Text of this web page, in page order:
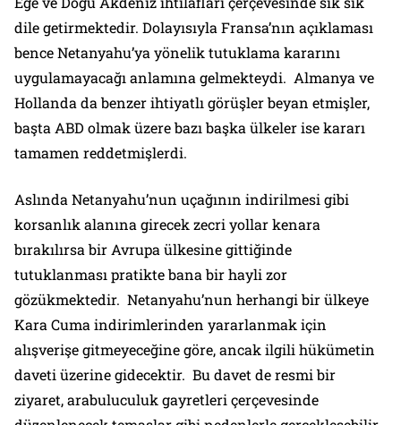
dile getirmektedir. Dolayısıyla Fransa’nın açıklaması
bence Netanyahu’ya yönelik tutuklama kararını
uygulamayacağı anlamına gelmekteydi. Almanya ve
Hollanda da benzer ihtiyatlı görüşler beyan etmişler,
başta ABD olmak üzere bazı başka ülkeler ise kararı
tamamen reddetmişlerdi.
Aslında Netanyahu’nun uçağının indirilmesi gibi
korsanlık alanına girecek zecri yollar kenara
bırakılırsa bir Avrupa ülkesine gittiğinde
tutuklanması pratikte bana bir hayli zor
gözükmektedir. Netanyahu’nun herhangi bir ülkeye
Kara Cuma indirimlerinden yararlanmak için
alışverişe gitmeyeceğine göre, ancak ilgili hükümetin
daveti üzerine gidecektir. Bu davet de resmi bir
ziyaret, arabuluculuk gayretleri çerçevesinde